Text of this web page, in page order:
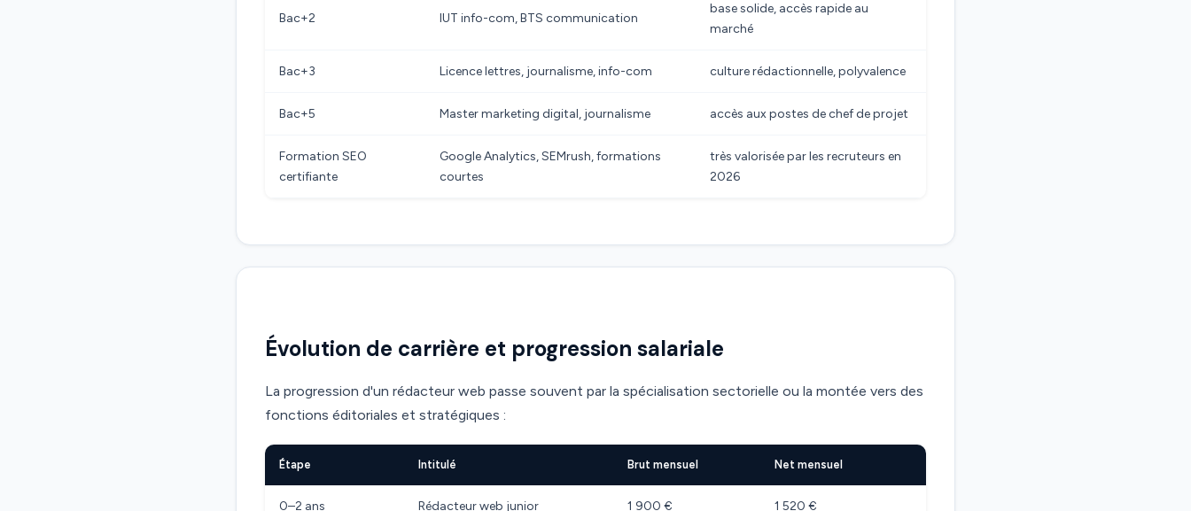
Bac+2 IUT info-com, BTS communication
base solide, accès rapide au
marché
Bac+3 Licence lettres, journalisme, info-com culture rédactionnelle, polyvalence
Bac+5 Master marketing digital, journalisme accès aux postes de chef de projet
Formation SEO
certifiante
Google Analytics, SEMrush, formations
courtes
très valorisée par les recruteurs en
2026
Évolution de carrière et progression salariale
La progression d'un rédacteur web passe souvent par la spécialisation sectorielle ou la montée vers des
fonctions éditoriales et stratégiques :
Étape Intitulé Brut mensuel Net mensuel
0–2 ans Rédacteur web junior 1 900 € 1 520 €